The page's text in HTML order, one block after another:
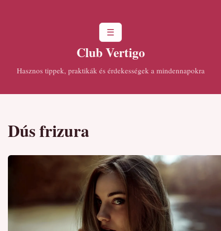
☰
Club Vertigo
Hasznos tippek, praktikák és érdekességek a mindennapokra
Dús frizura